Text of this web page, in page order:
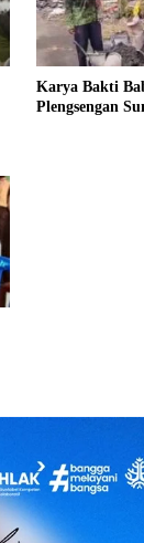
Karya Bakti
Plengsengan